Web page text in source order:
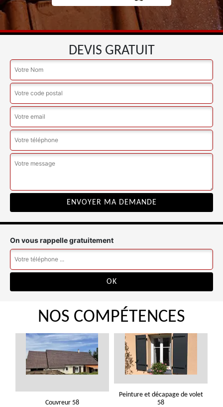
DEVIS GRATUIT
On vous rappelle gratuitement
NOS COMPÉTENCES
Couvreur 58
Peinture et décapage de volet
58